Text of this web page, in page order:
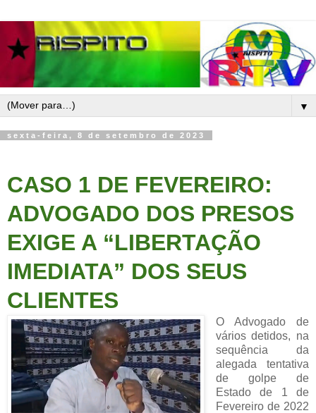
▼
sexta-feira, 8 de setembro de 2023
CASO 1 DE FEVEREIRO:
ADVOGADO DOS PRESOS
EXIGE A “LIBERTAÇÃO
IMEDIATA” DOS SEUS
CLIENTES
O Advogado de
vários detidos, na
sequência da
alegada tentativa
de golpe de
Estado de 1 de
Fevereiro de 2022